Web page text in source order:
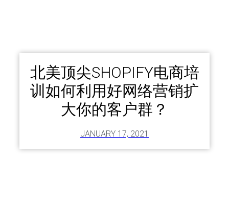
北美顶尖SHOPIFY电商培
训如何利用好网络营销扩
大你的客户群？
JANUARY 17, 2021